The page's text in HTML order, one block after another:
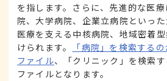
を指します。さらに、先進的な医
院、大学病院、企業立病院といっ
医療を支える中核病院、地域密着
けられます。
「病院」を検索する
ファイル、「クリニック」を検索
ファイルとなります。